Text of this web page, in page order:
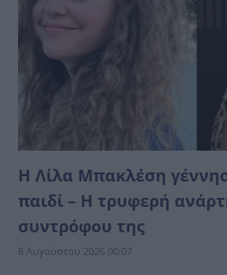
Η Λίλα Μπακλέση
παιδί – Η τρυφερή
συντρόφου της
8 Αυγούστου 2026 00:07